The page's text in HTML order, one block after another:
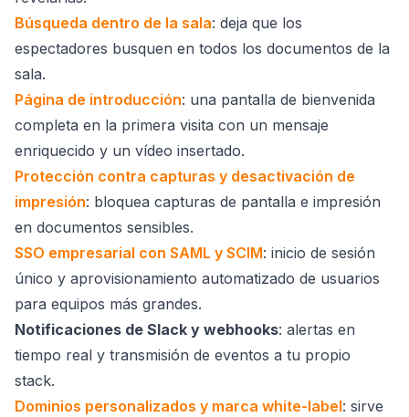
Búsqueda dentro de la sala: deja que los
espectadores busquen en todos los documentos de la
sala.
Página de introducción: una pantalla de bienvenida
completa en la primera visita con un mensaje
enriquecido y un vídeo insertado.
Protección contra capturas y desactivación de
impresión: bloquea capturas de pantalla e impresión
en documentos sensibles.
SSO empresarial con SAML y SCIM: inicio de sesión
único y aprovisionamiento automatizado de usuarios
para equipos más grandes.
Notificaciones de Slack y webhooks: alertas en
tiempo real y transmisión de eventos a tu propio
stack.
Dominios personalizados y marca white-label: sirve